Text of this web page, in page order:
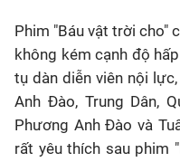
Phim "Báu vật trời cho"
không kém cạnh độ
tụ dàn diễn viên nội
Anh Đào, Trung Dân,
Phương Anh Đào và
rất yêu thích sau phim